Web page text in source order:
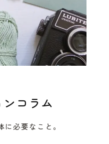
コラム
に必要なこと。